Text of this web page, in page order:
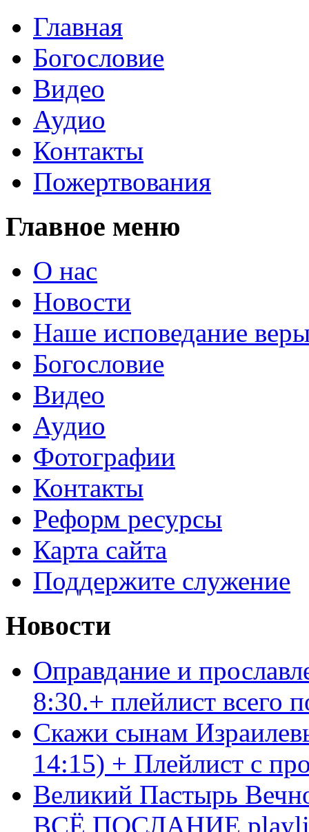
Главная
Богословие
Видео
Аудио
Контакты
Пожертвования
Главное меню
О нас
Новости
Наше исповедание
Богословие
Видео
Аудио
Фотографии
Контакты
Реформ ресурсы
Карта сайта
Поддержите служение
Новости
Оправдание и
8:30.+ плейлист
Скажи сынам
14:15) + Плейлист с
Великий Пастырь
ВСЁ ПОСЛАНИЕ